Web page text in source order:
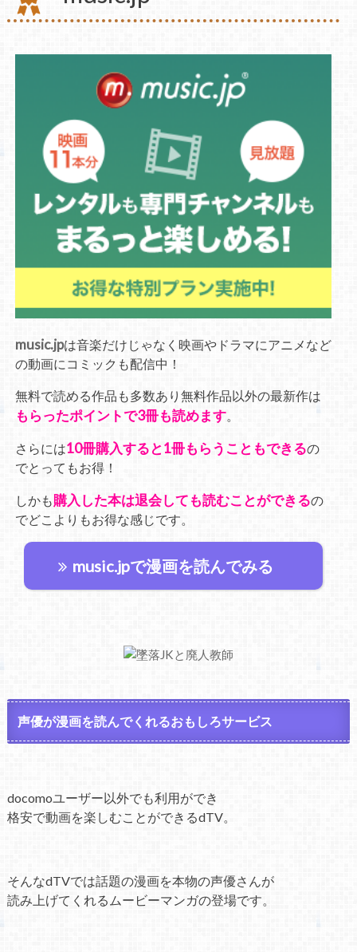
music.jpは音楽だけじゃなく映画やドラマにアニメなど
の動画にコミックも配信中！
無料で読める作品も多数あり無料作品以外の最新作は
もらったポイントで3冊も読めます。
さらには10冊購入すると1冊もらうこともできるの
でとってもお得！
しかも購入した本は退会しても読むことができるの
でどこよりもお得な感じです。
music.jpで漫画を読んでみる
声優が漫画を読んでくれるおもしろサービス
docomoユーザー以外でも利用ができ
格安で動画を楽しむことができるdTV。
そんなdTVでは話題の漫画を本物の声優さんが
読み上げてくれるムービーマンガの登場です。